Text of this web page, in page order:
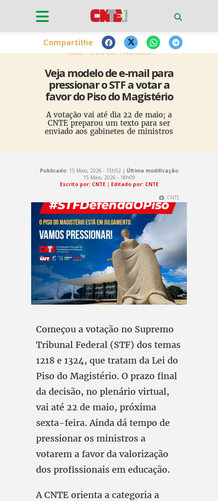
HOME CNTE-CUT NOTÍCIAS
Veja modelo de e-mail para
pressionar o STF a votar a
favor do Piso do Magistério
A votação vai até dia 22 de maio; a
CNTE preparou um texto para ser
enviado aos gabinetes de ministros
Compartilhe
Publicado: 15 Maio, 2026 - 15h52 | Última modificação:
15 Maio, 2026 - 18h09
Escrito por: CNTE| Editado por: CNTE
CNTE
Começou a votação no Supremo
Tribunal Federal (STF) dos temas
1218 e 1324, que tratam da Lei do
Piso do Magistério. O prazo final
da decisão, no plenário virtual,
vai até 22 de maio, próxima
sexta-feira. Ainda dá tempo de
pressionar os ministros a
votarem a favor da valorização
dos profissionais em educação.
A CNTE orienta a categoria a